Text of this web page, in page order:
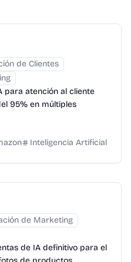
de Clientes
para atención al cliente
95% en múltiples
Inteligencia Artificial
de Marketing
de IA definitivo para el